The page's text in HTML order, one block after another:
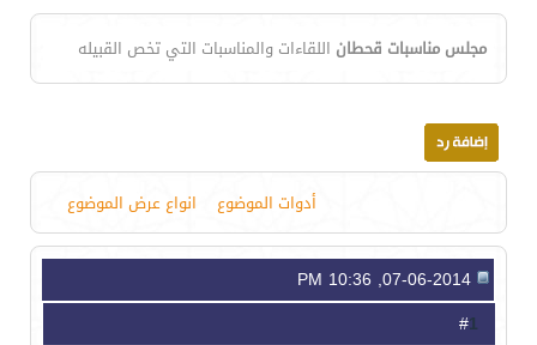
مجلس مناسبات قحطان اللقاءات والمناسبات التي تخص القبيله
أدوات الموضوع انواع عرض الموضوع
1